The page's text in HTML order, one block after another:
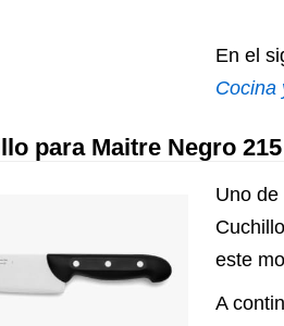
En el
Cocina
para Maitre Negro
Uno
este
A